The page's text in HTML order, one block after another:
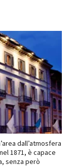
dall’atmosfera
1871, è capace
senza però